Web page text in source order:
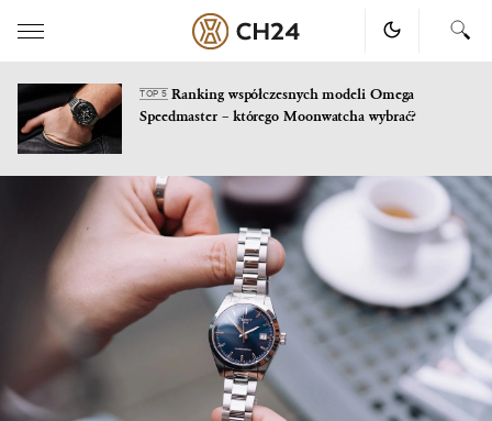
TOP 5Ranking współczesnych modeli Omega
Speedmaster – którego Moonwatcha wybrać?